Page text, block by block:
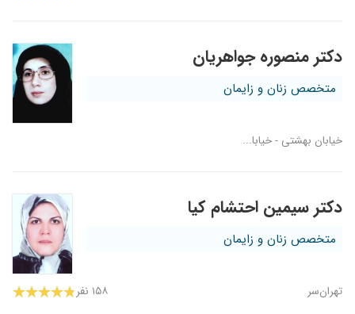
دکتر منصوره جواهریان
متخصص زنان و زایمان
خیابان بهشتی - خیابا...
دکتر سیمین احتشام کیا
متخصص زنان و زایمان
تهران‌سر ۱۵۸ نفر